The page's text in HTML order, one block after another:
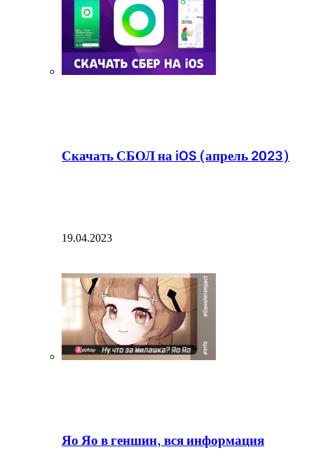
Скачать СБОЛ на iOS (апрель 2023)
19.04.2023
Яо Яо в геншин, вся информация